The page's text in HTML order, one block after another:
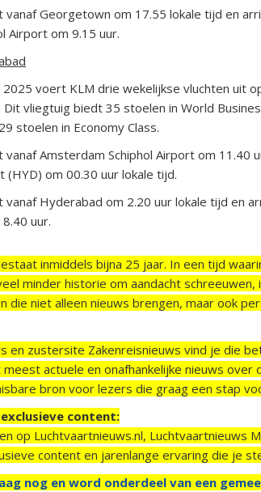
Georgetown om 17.55 lokale tijd en
Airport om 9.15 uur.
voert KLM drie wekelijkse vluchten uit
Dit vliegtuig biedt 35 stoelen in World
stoelen in Economy Class.
Amsterdam Schiphol Airport om 11.40
(HYD) om 00.30 uur lokale tijd.
Hyderabad om 2.20 uur lokale tijd en
uur.
inmiddels bijna 25 jaar. In een tijd
minder historie om aandacht
die niet alleen nieuws brengen, maar ook
en zustersite Zakenreisnieuws vind je die
actuele en onafhankelijke nieuws over
bron voor lezers die graag een stap
content:
op Luchtvaartnieuws.nl, Luchtvaartnieuws
content en jarenlange ervaring die je
nog en word onderdeel van een